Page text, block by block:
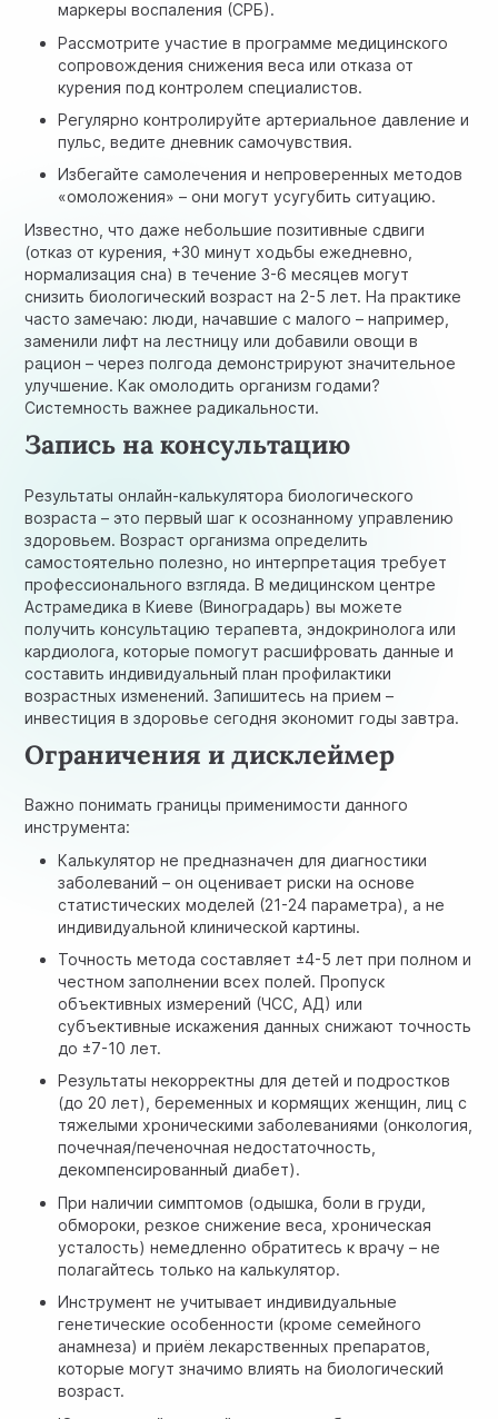
маркеры воспаления (СРБ).
Рассмотрите участие в программе медицинского
сопровождения снижения веса или отказа от
курения под контролем специалистов.
Регулярно контролируйте артериальное давление и
пульс, ведите дневник самочувствия.
Избегайте самолечения и непроверенных методов
«омоложения» – они могут усугубить ситуацию.
Известно, что даже небольшие позитивные сдвиги
(отказ от курения, +30 минут ходьбы ежедневно,
нормализация сна) в течение 3-6 месяцев могут
снизить биологический возраст на 2-5 лет. На практике
часто замечаю: люди, начавшие с малого – например,
заменили лифт на лестницу или добавили овощи в
рацион – через полгода демонстрируют значительное
улучшение. Как омолодить организм годами?
Системность важнее радикальности.
Запись на консультацию
Результаты онлайн-калькулятора биологического
возраста – это первый шаг к осознанному управлению
здоровьем. Возраст организма определить
самостоятельно полезно, но интерпретация требует
профессионального взгляда. В медицинском центре
Астрамедика в Киеве (Виноградарь) вы можете
получить консультацию терапевта, эндокринолога или
кардиолога, которые помогут расшифровать данные и
составить индивидуальный план профилактики
возрастных изменений. Запишитесь на прием –
инвестиция в здоровье сегодня экономит годы завтра.
Ограничения и дисклеймер
Важно понимать границы применимости данного
инструмента:
Калькулятор не предназначен для диагностики
заболеваний – он оценивает риски на основе
статистических моделей (21-24 параметра), а не
индивидуальной клинической картины.
Точность метода составляет ±4-5 лет при полном и
честном заполнении всех полей. Пропуск
объективных измерений (ЧСС, АД) или
субъективные искажения данных снижают точность
до ±7-10 лет.
Результаты некорректны для детей и подростков
(до 20 лет), беременных и кормящих женщин, лиц с
тяжелыми хроническими заболеваниями (онкология,
почечная/печеночная недостаточность,
декомпенсированный диабет).
При наличии симптомов (одышка, боли в груди,
обмороки, резкое снижение веса, хроническая
усталость) немедленно обратитесь к врачу – не
полагайтесь только на калькулятор.
Инструмент не учитывает индивидуальные
генетические особенности (кроме семейного
анамнеза) и приём лекарственных препаратов,
которые могут значимо влиять на биологический
возраст.